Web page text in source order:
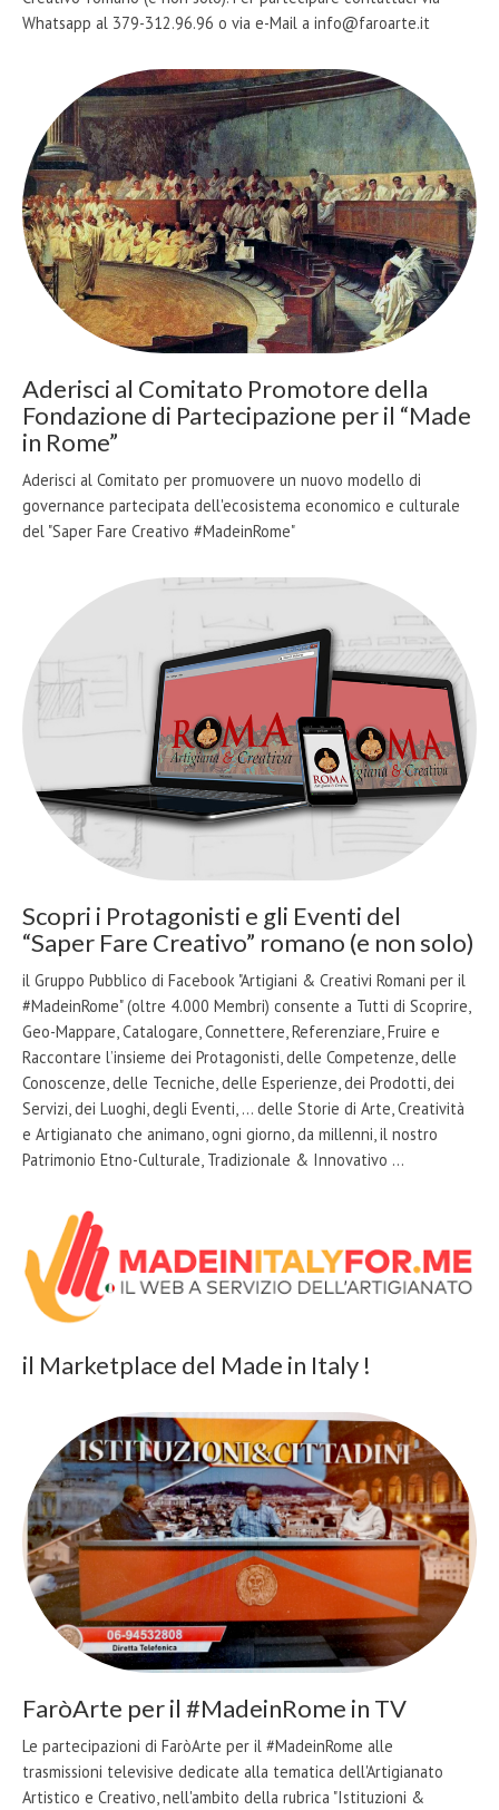
Whatsapp al 379-312.96.96 o via e-Mail a info@faroarte.it
Aderisci al Comitato Promotore della
Fondazione di Partecipazione per il “Made
in Rome”
Aderisci al Comitato per promuovere un nuovo modello di
governance partecipata dell'ecosistema economico e culturale
del "Saper Fare Creativo #MadeinRome"
Scopri i Protagonisti e gli Eventi del
“Saper Fare Creativo” romano (e non solo)
il Gruppo Pubblico di Facebook "Artigiani & Creativi Romani per il
#MadeinRome" (oltre 4.000 Membri) consente a Tutti di Scoprire,
Geo-Mappare, Catalogare, Connettere, Referenziare, Fruire e
Raccontare l’insieme dei Protagonisti, delle Competenze, delle
Conoscenze, delle Tecniche, delle Esperienze, dei Prodotti, dei
Servizi, dei Luoghi, degli Eventi, … delle Storie di Arte, Creatività
e Artigianato che animano, ogni giorno, da millenni, il nostro
Patrimonio Etno-Culturale, Tradizionale & Innovativo …
il Marketplace del Made in Italy !
FaròArte per il #MadeinRome in TV
Le partecipazioni di FaròArte per il #MadeinRome alle
trasmissioni televisive dedicate alla tematica dell'Artigianato
Artistico e Creativo, nell'ambito della rubrica "Istituzioni &